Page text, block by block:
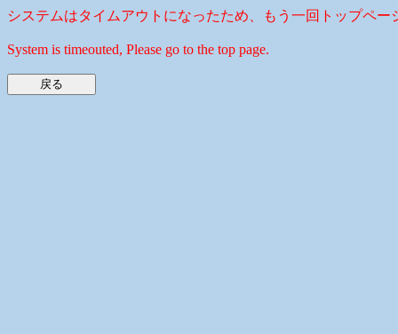
システムはタイムアウトになったため、もう一回トップペー
System is timeouted, Please go to the top page.